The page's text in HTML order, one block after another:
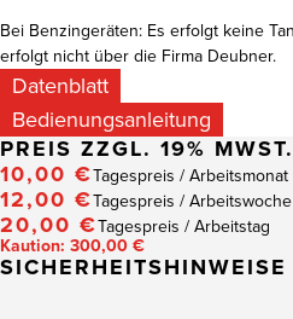
Bei Benzingeräten: Es erfolgt keine
erfolgt nicht über die Firma Deubner.
Datenblatt
Bedienungsanleitung
PREIS ZZGL. 19% MWST.
10,00 €Tagespreis / Arbeitsmonat
12,00 €Tagespreis / Arbeitswoche
20,00 €Tagespreis / Arbeitstag
Kaution: 300,00 €
SICHERHEITSHINWEISE